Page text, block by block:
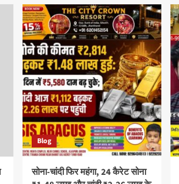
Blog
सोना-चांदी फिर महंगा, 24 कैरेट सोना